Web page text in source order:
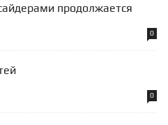
продолжается
0
0